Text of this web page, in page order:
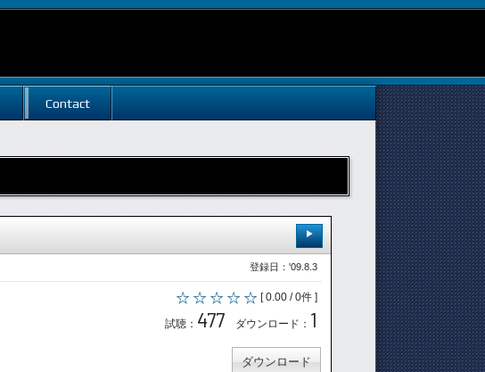
Contact
登録日：'09.8.3
[ 0.00 / 0件 ]
試聴： 477 ダウンロード： 1
ダウンロード